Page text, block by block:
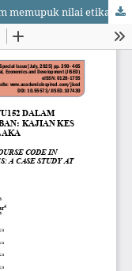
Keberkesanan kod kursus CTU152 dalam memupuk nilai etika dan peradaban: Kajian kes di UiTM Cawangan Melaka